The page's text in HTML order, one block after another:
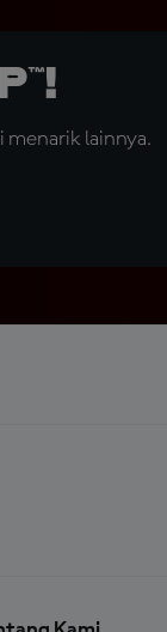
menarik lainnya.